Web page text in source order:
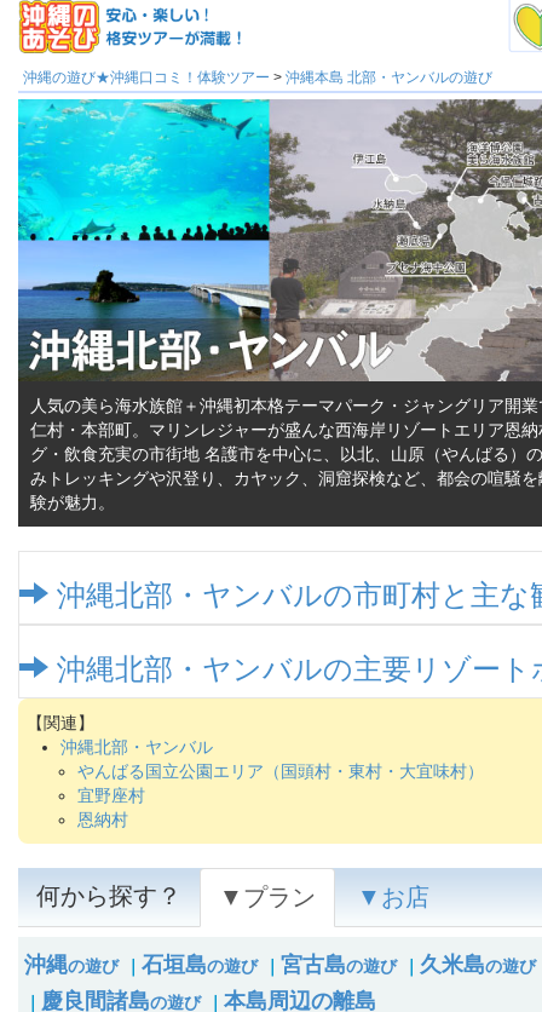
沖縄の遊び★沖縄口コミ！体験ツアー > 沖縄本島 北部・ヤンバルの遊び
人気の美ら海水族館＋沖縄初本格テーマパーク・ジャングリア開
仁村・本部町。マリンレジャーが盛んな西海岸リゾートエリア恩
グ・飲食充実の市街地 名護市を中心に、以北、山原（やんばる）
みトレッキングや沢登り、カヤック、洞窟探検など、都会の喧騒
験が魅力。
沖縄北部・ヤンバルの市町村と主な
沖縄北部・ヤンバルの主要リゾート
沖縄北部・ヤンバル
やんばる国立公園エリア（国頭村・東村・大宜味村）
宜野座村
恩納村
何から探す？ ▼プラン ▼お店
沖縄の遊び 石垣島の遊び 宮古島の遊び 久米島の遊び
慶良間諸島の遊び 本島周辺の離島